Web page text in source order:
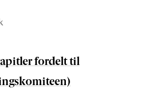
fordelt til